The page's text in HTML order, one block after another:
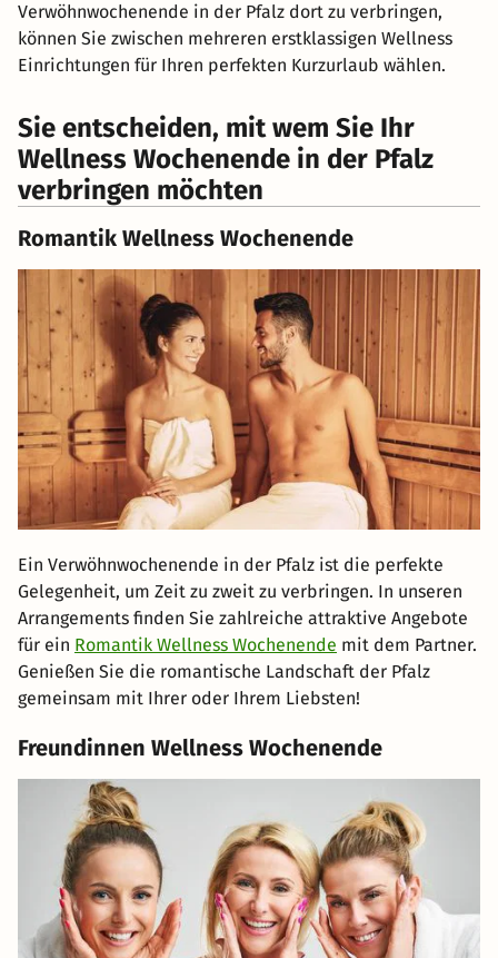
Verwöhnwochenende in der Pfalz dort zu verbringen,
können Sie zwischen mehreren erstklassigen Wellness
Einrichtungen für Ihren perfekten Kurzurlaub wählen.
Sie entscheiden, mit wem Sie Ihr
Wellness Wochenende in der Pfalz
verbringen möchten
Romantik Wellness Wochenende
Ein Verwöhnwochenende in der Pfalz ist die perfekte
Gelegenheit, um Zeit zu zweit zu verbringen. In unseren
Arrangements finden Sie zahlreiche attraktive Angebote
für ein Romantik Wellness Wochenende mit dem Partner.
Genießen Sie die romantische Landschaft der Pfalz
gemeinsam mit Ihrer oder Ihrem Liebsten!
Freundinnen Wellness Wochenende